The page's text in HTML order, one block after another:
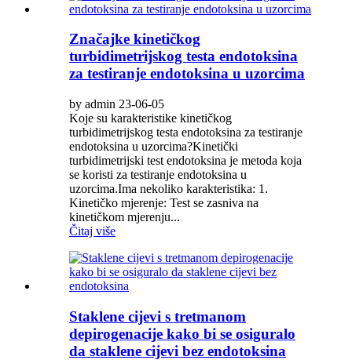
Značajke kinetičkog
turbidimetrijskog testa endotoksina
za testiranje endotoksina u uzorcima
by admin 23-06-05
Koje su karakteristike kinetičkog
turbidimetrijskog testa endotoksina za testiranje
endotoksina u uzorcima?Kinetički
turbidimetrijski test endotoksina je metoda koja
se koristi za testiranje endotoksina u
uzorcima.Ima nekoliko karakteristika: 1.
Kinetičko mjerenje: Test se zasniva na
kinetičkom mjerenju...
Čitaj više
Staklene cijevi s tretmanom
depirogenacije kako bi se osiguralo
da staklene cijevi bez endotoksina